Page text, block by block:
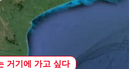
거기에 가고 싶다